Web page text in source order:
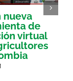
nueva
de
virtual